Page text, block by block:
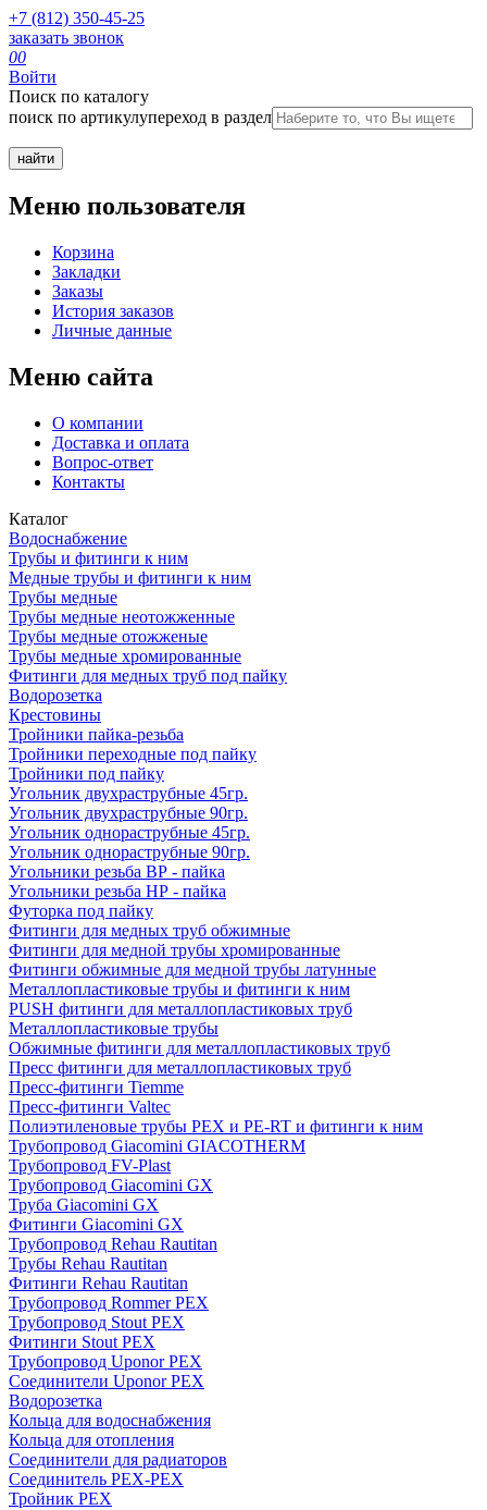
+7 (812) 350-45-25
заказать звонок
00
Войти
Поиск по каталогу
поиск по артикулупереход в раздел
Меню пользователя
Корзина
Закладки
Заказы
История заказов
Личные данные
Меню сайта
О компании
Доставка и оплата
Вопрос-ответ
Контакты
Каталог
Водоснабжение
Трубы и фитинги к ним
Медные трубы и фитинги к ним
Трубы медные
Трубы медные неотожженные
Трубы медные отожженые
Трубы медные хромированные
Фитинги для медных труб под пайку
Водорозетка
Крестовины
Тройники пайка-резьба
Тройники переходные под пайку
Тройники под пайку
Угольник двухраструбные 45гр.
Угольник двухраструбные 90гр.
Угольник однораструбные 45гр.
Угольник однораструбные 90гр.
Угольники резьба ВР - пайка
Угольники резьба НР - пайка
Футорка под пайку
Фитинги для медных труб обжимные
Фитинги для медной трубы хромированные
Фитинги обжимные для медной трубы латунные
Металлопластиковые трубы и фитинги к ним
PUSH фитинги для металлопластиковых труб
Металлопластиковые трубы
Обжимные фитинги для металлопластиковых труб
Пресс фитинги для металлопластиковых труб
Пресс-фитинги Tiemme
Пресс-фитинги Valtec
Полиэтиленовые трубы PEX и PE-RT и фитинги к ним
Трубопровод Giacomini GIACOTHERM
Трубопровод FV-Plast
Трубопровод Giacomini GX
Труба Giacomini GX
Фитинги Giacomini GX
Трубопровод Rehau Rautitan
Трубы Rehau Rautitan
Фитинги Rehau Rautitan
Трубопровод Rommer PEX
Трубопровод Stout PEX
Фитинги Stout PEX
Трубопровод Uponor PEX
Соединители Uponor PEX
Водорозетка
Кольца для водоснабжения
Кольца для отопления
Соединители для радиаторов
Соединитель PEX-PEX
Тройник PEX